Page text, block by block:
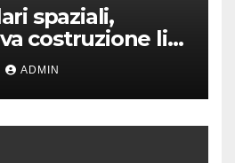
spaziali,
costruzione li
più convenienti
ADMIN